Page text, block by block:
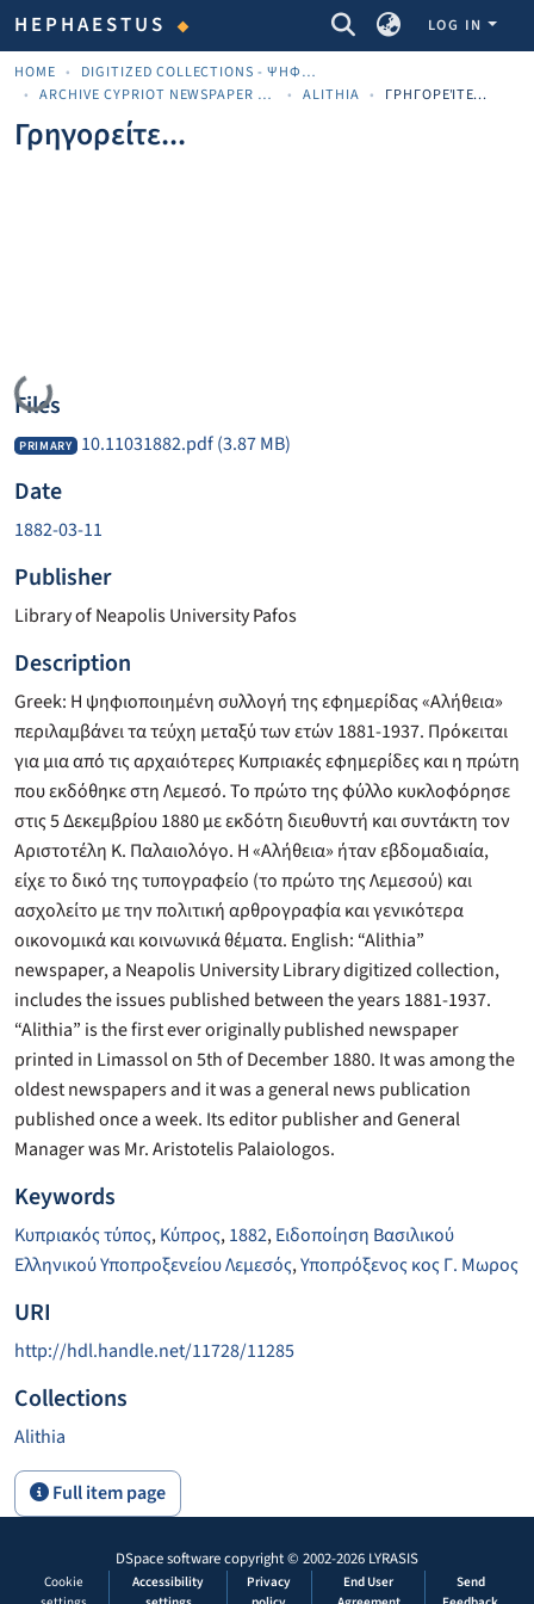
HEPHAESTUS COMMUNITIES & COLLECTIONS
LOG IN
HOME
DIGITIZED COLLECTIONS - ΨΗΦΙΟΠΟΙΗΜΈΝΕΣ ΣΥΛΛΟΓΈΣ
ARCHIVE CYPRIOT NEWSPAPER MATERIALS
ALITHIA ΓΡΗΓΟΡΕΊΤΕ...
Γρηγορείτε...
Loading...
Files
PRIMARY 10.11031882.pdf(3.87 MB)
Date
1882-03-11
Publisher
Library of Neapolis University Pafos
Description
Greek: Η ψηφιοποιημένη συλλογή της εφημερίδας «Αλήθεια»
περιλαμβάνει τα τεύχη μεταξύ των ετών 1881-1937. Πρόκειται
για μια από τις αρχαιότερες Κυπριακές εφημερίδες και η πρώτη
που εκδόθηκε στη Λεμεσό. Το πρώτο της φύλλο κυκλοφόρησε
στις 5 Δεκεμβρίου 1880 με εκδότη διευθυντή και συντάκτη τον
Αριστοτέλη Κ. Παλαιολόγο. Η «Αλήθεια» ήταν εβδομαδιαία,
είχε το δικό της τυπογραφείο (το πρώτο της Λεμεσού) και
ασχολείτο με την πολιτική αρθρογραφία και γενικότερα
οικονομικά και κοινωνικά θέματα. English: “Alithia”
newspaper, a Neapolis University Library digitized collection,
includes the issues published between the years 1881-1937.
“Alithia” is the first ever originally published newspaper
printed in Limassol on 5th of December 1880. It was among the
oldest newspapers and it was a general news publication
published once a week. Its editor publisher and General
Manager was Mr. Aristotelis Palaiologos.
Keywords
Κυπριακός τύπος,Κύπρος,1882,Ειδοποίηση Βασιλικού
Ελληνικού Υποπροξενείου Λεμεσός,Υποπρόξενος κος Γ. Μωρος
URI
http://hdl.handle.net/11728/11285
Collections
Alithia
Full item page
DSpace softwarecopyright © 2002-2026 LYRASIS
Cookie
Accessibility
Privacy
End User
Send